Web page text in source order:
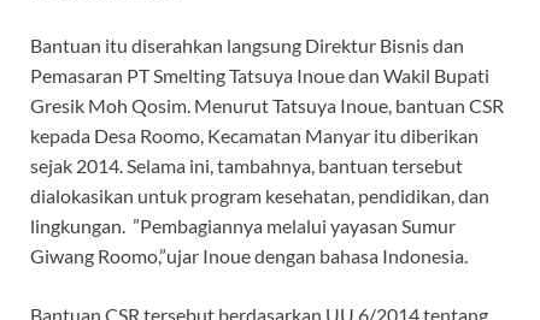
Bantuan itu diserahkan langsung Direktur Bisnis dan
Pemasaran PT Smelting Tatsuya Inoue dan Wakil Bupati
Gresik Moh Qosim. Menurut Tatsuya Inoue, bantuan CSR
kepada Desa Roomo, Kecamatan Manyar itu diberikan
sejak 2014. Selama ini, tambahnya, bantuan tersebut
dialokasikan untuk program kesehatan, pendidikan, dan
lingkungan. ”Pembagiannya melalui yayasan Sumur
Giwang Roomo,”ujar Inoue dengan bahasa Indonesia.
Bantuan CSR tersebut berdasarkan UU 6/2014 tentang